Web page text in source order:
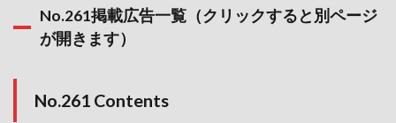
No.261掲載広告一覧（クリックすると別ページ
が開きます）
No.261 Contents